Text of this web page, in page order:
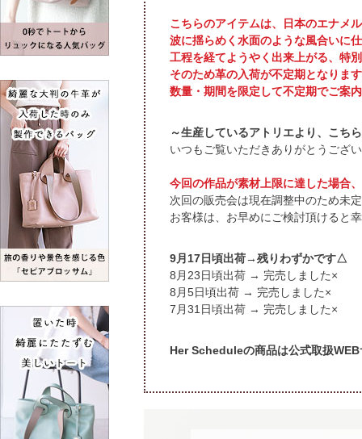
こちらのアイテムは、日本のエナメ
波に揺らめく水面のような風合いに
工程を経てようやく出来上がる、特
そのため革の入荷が不定期となりま
数量・期間を限定して不定期でご案
～生産しているアトリエより、こち
いつもご覧いただきありがとうござ
今回の作品が素材上限に達した場合
次回の販売会は現在調整中のため未
お客様は、お早めにご検討頂けると
9月17日頃出荷→残りわずかです△
8月23日頃出荷 → 完売しました×
8月5日頃出荷 → 完売しました×
7月31日頃出荷 → 完売しました×
Her Scheduleの商品は公式取扱